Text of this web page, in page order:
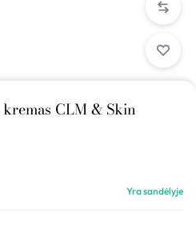
CLM & Skin
Yra sandėlyje